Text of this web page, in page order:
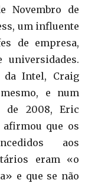
Novembro de
um influente
de empresa,
da Intel, Craig
e num
de 2008, Eric
que os
aos
eram «o
e que se não